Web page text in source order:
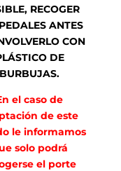
RECOGER
ANTES
CON
DE
BURBUJAS.
el caso de
de este
le informamos
solo podrá
el porte